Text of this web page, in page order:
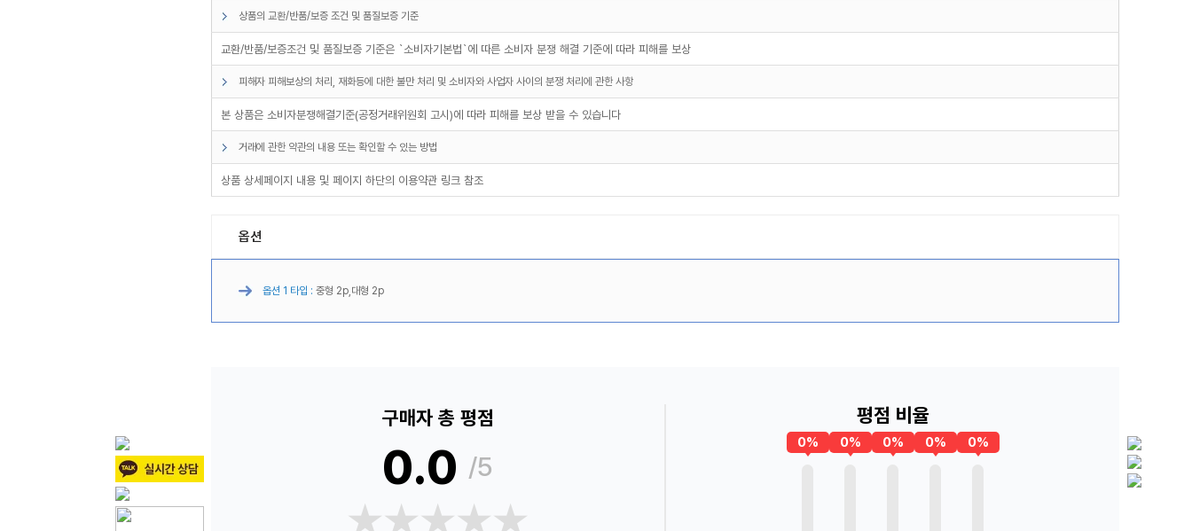
상품의 교환/반품/보증 조건 및 품질보증 기준
교환/반품/보증조건 및 품질보증 기준은 `소비자기본법`에 따른 소비자 분쟁 해결 기준에 따라 피해를 보상
피해자 피해보상의 처리, 재화등에 대한 불만 처리 및 소비자와 사업자 사이의 분쟁 처리에 관한 사항
본 상품은 소비자분쟁해결기준(공정거래위원회 고시)에 따라 피해를 보상 받을 수 있습니다
거래에 관한 약관의 내용 또는 확인할 수 있는 방법
상품 상세페이지 내용 및 페이지 하단의 이용약관 링크 참조
옵션
옵션 1 타입 : 중형 2p,대형 2p
구매자 총 평점
0.0 /5
★★★★★
★★★★★
평점 비율
0% 0% 0% 0% 0%